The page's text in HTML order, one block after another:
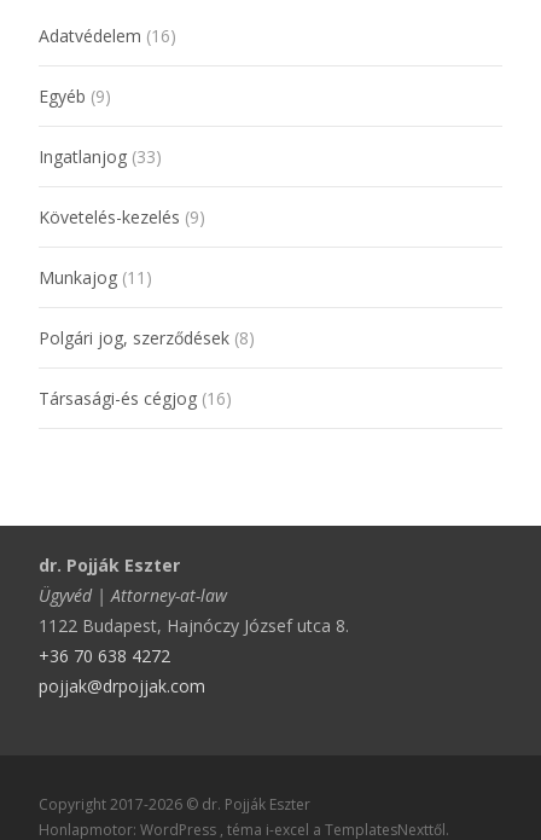
Adatvédelem (16)
Egyéb (9)
Ingatlanjog (33)
Követelés-kezelés (9)
Munkajog (11)
Polgári jog, szerződések (8)
Társasági-és cégjog (16)
dr. Pojják Eszter
Ügyvéd | Attorney-at-law
1122 Budapest, Hajnóczy József utca 8.
+36 70 638 4272
pojjak@drpojjak.com
Copyright 2017-2026 © dr. Pojják Eszter
Honlapmotor: WordPress , téma i-excel a TemplatesNexttől.